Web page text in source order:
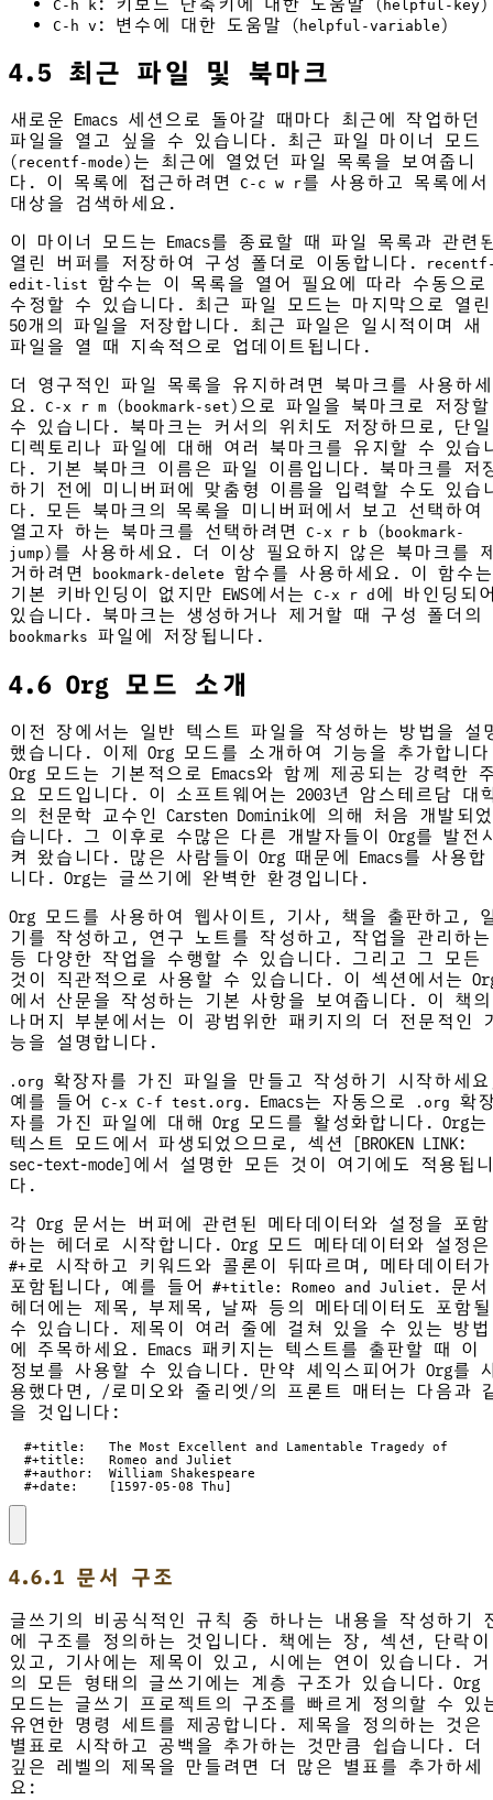
C-h k helpful-key
C-h v : 변수에 대한 도움말 ( helpful-variable)
4.5 최근 파일 및 북마크
새로운 Emacs 세션으로 돌아갈 때마다 최근에 작업하던
파일을 열고 싶을 수 있습니다. 최근 파일 마이너 모드
( recentf-mode)는 최근에 열었던 파일 목록을 보여줍니
다. 이 목록에 접근하려면
C-c w r를 사용하고 목록에서
대상을 검색하세요.
이 마이너 모드는 Emacs를 종료할 때 파일 목록과 관련
열린 버퍼를 저장하여 구성 폴더로 이동합니다.
edit-list
함수는 이 목록을 열어 필요에 따라 수동으로
수정할 수 있습니다. 최근 파일 모드는 마지막으로 열린
50개의 파일을 저장합니다. 최근 파일은 일시적이며 새
파일을 열 때 지속적으로 업데이트됩니다.
더 영구적인 파일 목록을 유지하려면 북마크를 사용하세
요.
C-x r m ( bookmark-set)으로 파일을 북마크로 저장할
수 있습니다. 북마크는 커서의 위치도 저장하므로, 단일
디렉토리나 파일에 대해 여러 북마크를 유지할 수 있습
다. 기본 북마크 이름은 파일 이름입니다. 북마크를 저
하기 전에 미니버퍼에 맞춤형 이름을 입력할 수도 있습
다. 모든 북마크의 목록을 미니버퍼에서 보고 선택하여
열고자 하는 북마크를 선택하려면
C-x r b ( bookmark-
jump)를 사용하세요. 더 이상 필요하지 않은 북마크를
거하려면
bookmark-delete
함수를 사용하세요. 이 함수는
기본 키바인딩이 없지만 EWS에서는
C-x r d 에 바인딩되
있습니다. 북마크는 생성하거나 제거할 때 구성 폴더의
bookmarks 파일에 저장됩니다.
4.6 Org 모드 소개
이전 장에서는 일반 텍스트 파일을 작성하는 방법을 설
했습니다. 이제 Org 모드를 소개하여 기능을 추가합니
Org 모드는 기본적으로 Emacs와 함께 제공되는 강력한
요 모드입니다. 이 소프트웨어는 2003년 암스테르담 대
의 천문학 교수인 Carsten Dominik에 의해 처음 개발되었
습니다. 그 이후로 수많은 다른 개발자들이 Org를 발전
켜 왔습니다. 많은 사람들이 Org 때문에 Emacs를 사용합
니다. Org는 글쓰기에 완벽한 환경입니다.
Org 모드를 사용하여 웹사이트, 기사, 책을 출판하고,
기를 작성하고, 연구 노트를 작성하고, 작업을 관리하는
등 다양한 작업을 수행할 수 있습니다. 그리고 그 모든
것이 직관적으로 사용할 수 있습니다. 이 섹션에서는
에서 산문을 작성하는 기본 사항을 보여줍니다. 이 책의
나머지 부분에서는 이 광범위한 패키지의 더 전문적인
능을 설명합니다.
.org
확장자를 가진 파일을 만들고 작성하기 시작하세
예를 들어
C-x C-f test.org . Emacs는 자동으로 .org
확
자를 가진 파일에 대해 Org 모드를 활성화합니다. Org는
텍스트 모드에서 파생되었으므로, 섹션 [BROKEN LINK:
sec-text-mode]에서 설명한 모든 것이 여기에도 적용됩니
다.
각 Org 문서는 버퍼에 관련된 메타데이터와 설정을 포함
하는 헤더로 시작합니다. Org 모드 메타데이터와 설정은
#+로 시작하고 키워드와 콜론이 뒤따르며, 메타데이터가
포함됩니다, 예를 들어
#+title: Romeo and Juliet . 문서
헤더에는 제목, 부제목, 날짜 등의 메타데이터도 포함될
수 있습니다. 제목이 여러 줄에 걸쳐 있을 수 있는 방법
에 주목하세요. Emacs 패키지는 텍스트를 출판할 때 이
정보를 사용할 수 있습니다. 만약 셰익스피어가 Org를
용했다면, /로미오와 줄리엣/의 프론트 매터는 다음과
을 것입니다:
  #+date:    [1597-05-08 Thu]
4.6.1 문서 구조
글쓰기의 비공식적인 규칙 중 하나는 내용을 작성하기
에 구조를 정의하는 것입니다. 책에는 장, 섹션, 단락이
있고, 기사에는 제목이 있고, 시에는 연이 있습니다. 거
의 모든 형태의 글쓰기에는 계층 구조가 있습니다. Org
모드는 글쓰기 프로젝트의 구조를 빠르게 정의할 수 있
유연한 명령 세트를 제공합니다. 제목을 정의하는 것은
별표로 시작하고 공백을 추가하는 것만큼 쉽습니다. 더
깊은 레벨의 제목을 만들려면 더 많은 별표를 추가하세
요: